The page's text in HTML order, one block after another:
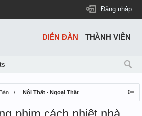
Đăng nhập
Nội Thất - Ngoại Thất
phim cách nhiệt nhà
DIỄN ĐÀN THÀNH VIÊN